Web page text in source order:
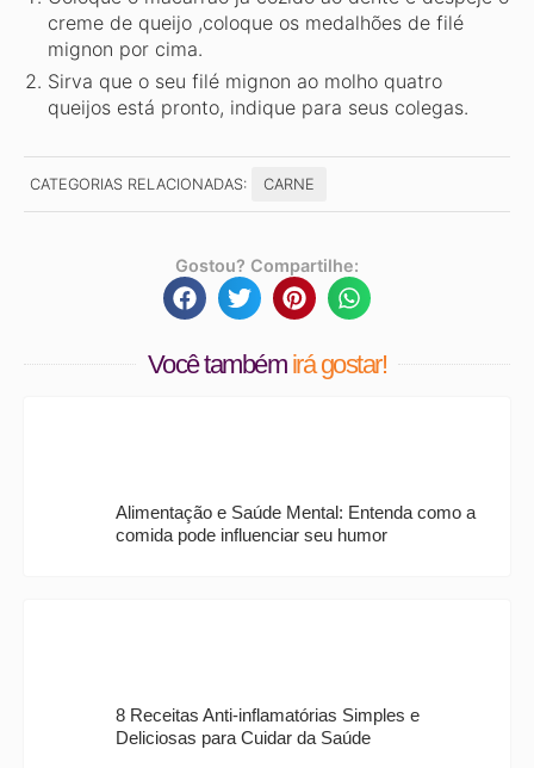
creme de queijo ,coloque os medalhões de filé
mignon por cima.
Sirva que o seu filé mignon ao molho quatro
queijos está pronto, indique para seus colegas.
CATEGORIAS RELACIONADAS: CARNE
Gostou? Compartilhe:
Você também irá gostar!
Alimentação e Saúde Mental: Entenda como a
comida pode influenciar seu humor
8 Receitas Anti-inflamatórias Simples e
Deliciosas para Cuidar da Saúde